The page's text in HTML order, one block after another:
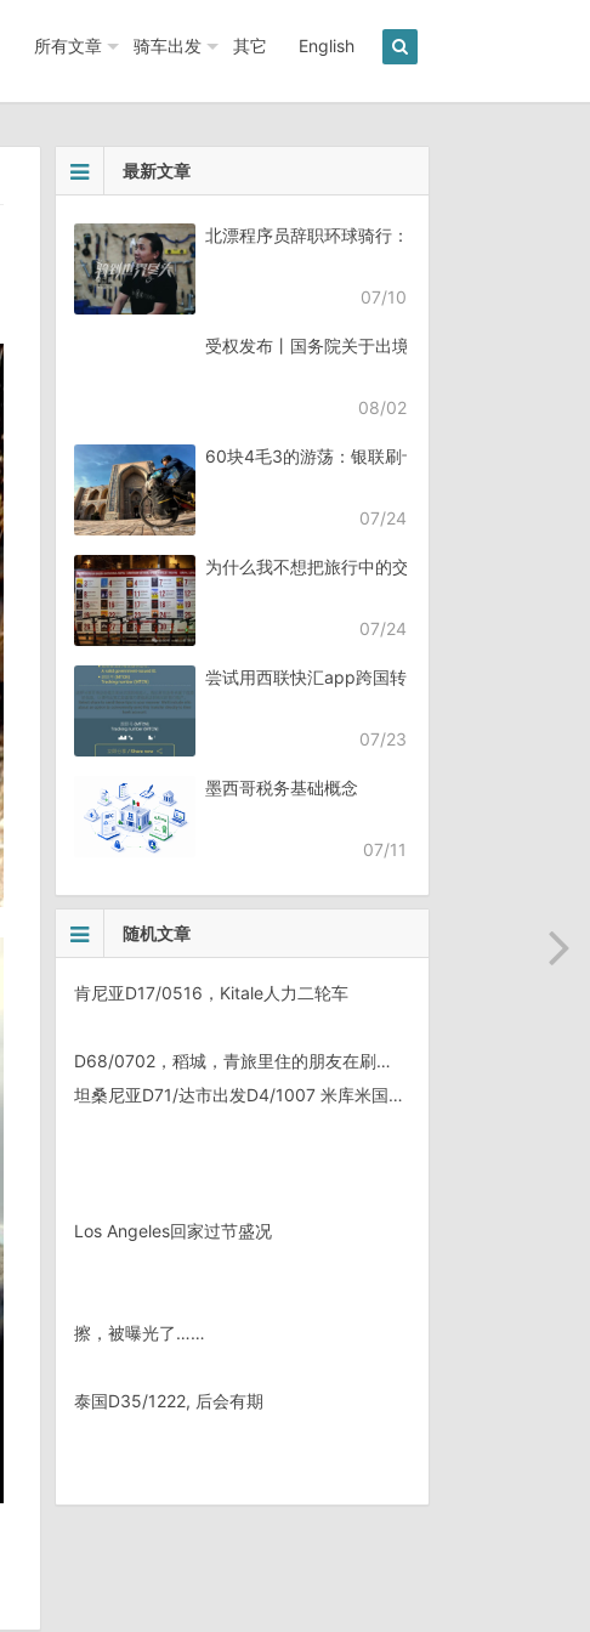
所有文章 骑车出发 其它 English
最新文章
北漂程序员辞职环球骑行：7年骑行45个国家《骑
07/10
受权发布丨国务院关于出境入境管理的规定
08/02
60块4毛3的游荡：银联刷卡失败，却扣了钱
07/24
为什么我不想把旅行中的交流，全都交给AI？
07/24
尝试用西联快汇app跨国转账
07/23
墨西哥税务基础概念
07/11
随机文章
肯尼亚D17/0516，Kitale人力二轮车
D68/0702，稻城，青旅里住的朋友在刷净刚买的虫草。
坦桑尼亚D71/达市出发D4/1007 米库米国家公园
Los Angeles回家过节盛况
擦，被曝光了……
泰国D35/1222, 后会有期